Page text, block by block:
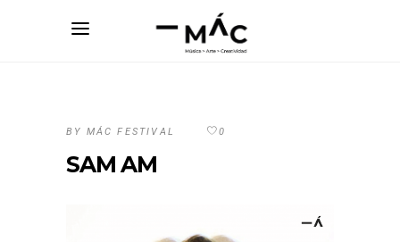
BY MÁC FESTIVAL 0
SAM AM